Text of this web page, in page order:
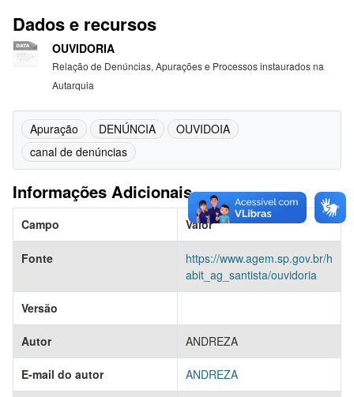
Dados e recursos
OUVIDORIA
Relação de Denúncias, Apurações e Processos instaurados na
Autarquia
Apuração DENÚNCIA
OUVIDOIA
canal de denúncias
Informações Adicionais
Campo Valor
Fonte
https://www.agem.sp.gov.br/h
abit_ag_santista/ouvidoria
Versão
Autor ANDREZA
E-mail do autor ANDREZA